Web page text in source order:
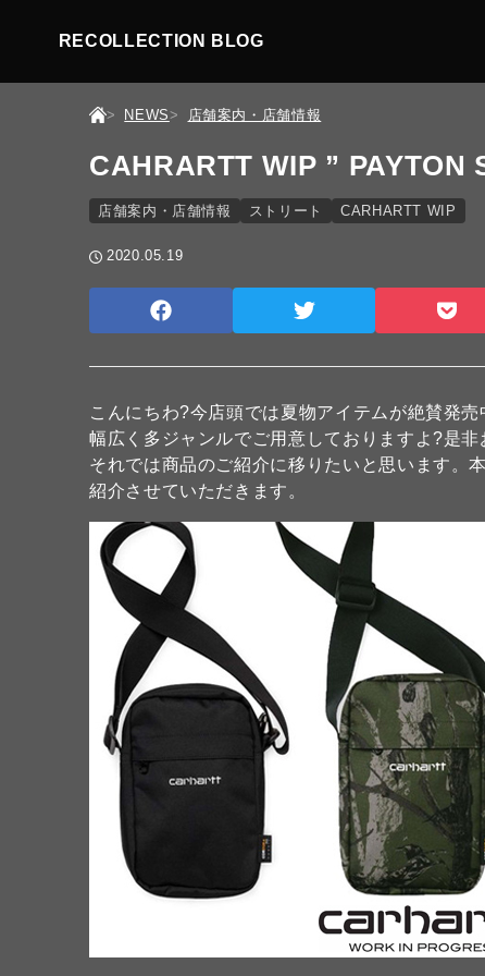
RECOLLECTION BLOG
NEWS 店舗案内・店舗情報
CAHRARTT WIP ” PAYTON
店舗案内・店舗情報 ストリート CARHARTT WIP
2020.05.19
こんにちわ?今店頭では夏物アイテムが絶賛発
幅広く多ジャンルでご用意しておりますよ?是
それでは商品のご紹介に移りたいと思います。
紹介させていただきます。